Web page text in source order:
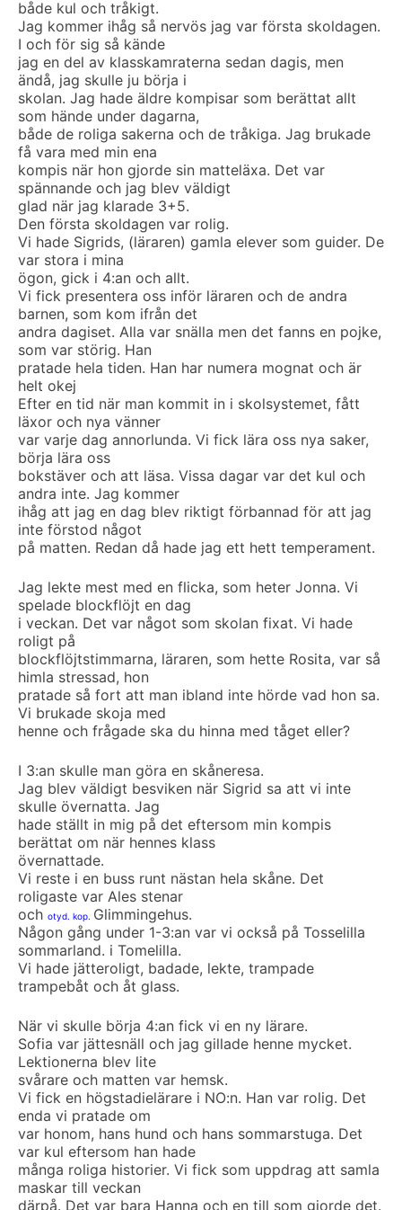
både kul och tråkigt.
Jag kommer ihåg så nervös jag var första skoldagen.
I och för sig så kände
jag en del av klasskamraterna sedan dagis, men
ändå, jag skulle ju börja i
skolan. Jag hade äldre kompisar som berättat allt
som hände under dagarna,
både de roliga sakerna och de tråkiga. Jag brukade
få vara med min ena
kompis när hon gjorde sin matteläxa. Det var
spännande och jag blev väldigt
glad när jag klarade 3+5.
Den första skoldagen var rolig.
Vi hade Sigrids, (läraren) gamla elever som guider. De
var stora i mina
ögon, gick i 4:an och allt.
Vi fick presentera oss inför läraren och de andra
barnen, som kom ifrån det
andra dagiset. Alla var snälla men det fanns en pojke,
som var störig. Han
pratade hela tiden. Han har numera mognat och är
helt okej
Efter en tid när man kommit in i skolsystemet, fått
läxor och nya vänner
var varje dag annorlunda. Vi fick lära oss nya saker,
börja lära oss
bokstäver och att läsa. Vissa dagar var det kul och
andra inte. Jag kommer
ihåg att jag en dag blev riktigt förbannad för att jag
inte förstod något
på matten. Redan då hade jag ett hett temperament.
Jag lekte mest med en flicka, som heter Jonna. Vi
spelade blockflöjt en dag
i veckan. Det var något som skolan fixat. Vi hade
roligt på
blockflöjtstimmarna, läraren, som hette Rosita, var så
himla stressad, hon
pratade så fort att man ibland inte hörde vad hon sa.
Vi brukade skoja med
henne och frågade ska du hinna med tåget eller?
I 3:an skulle man göra en skåneresa.
Jag blev väldigt besviken när Sigrid sa att vi inte
skulle övernatta. Jag
hade ställt in mig på det eftersom min kompis
berättat om när hennes klass
övernattade.
Vi reste i en buss runt nästan hela skåne. Det
roligaste var Ales stenar
och otyd. kop. Glimmingehus.
Någon gång under 1-3:an var vi också på Tosselilla
sommarland. i Tomelilla.
Vi hade jätteroligt, badade, lekte, trampade
trampebåt och åt glass.
När vi skulle börja 4:an fick vi en ny lärare.
Sofia var jättesnäll och jag gillade henne mycket.
Lektionerna blev lite
svårare och matten var hemsk.
Vi fick en högstadielärare i NO:n. Han var rolig. Det
enda vi pratade om
var honom, hans hund och hans sommarstuga. Det
var kul eftersom han hade
många roliga historier. Vi fick som uppdrag att samla
maskar till veckan
därpå. Det var bara Hanna och en till som gjorde det.